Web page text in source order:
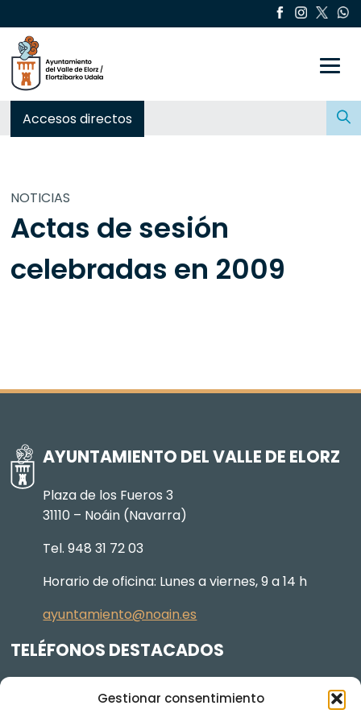
Gestionar consentimiento
Accesos directos
Buscar:
NOTICIAS
Actas de sesión
celebradas en 2009
AYUNTAMIENTO DEL VALLE DE ELORZ
Plaza de los Fueros 3
31110 – Noáin (Navarra)
Tel. 948 31 72 03
Horario de oficina: Lunes a viernes, 9 a 14 h
ayuntamiento@noain.es
TELÉFONOS DESTACADOS
605 834 045
948 368 156